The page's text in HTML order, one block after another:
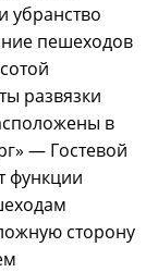
убранство
пешеходов
развязки
в
— Гостевой
функции
сторону